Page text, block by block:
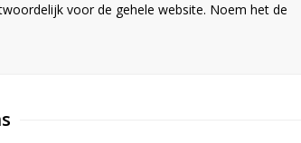
voor de gehele website. Noem het de